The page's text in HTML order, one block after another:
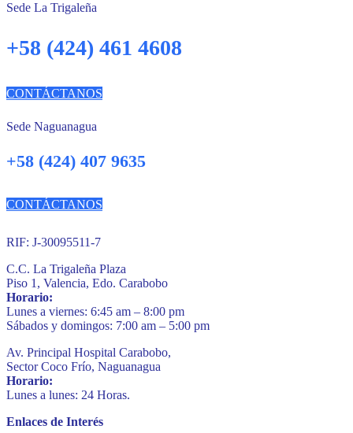
Sede La Trigaleña
+58 (424) 461 4608
CONTÁCTANOS
Sede Naguanagua
+58 (424) 407 9635
CONTÁCTANOS
RIF: J-30095511-7
C.C. La Trigaleña Plaza
Piso 1, Valencia, Edo. Carabobo
Horario:
Lunes a viernes: 6:45 am – 8:00 pm
Sábados y domingos: 7:00 am – 5:00 pm
Av. Principal Hospital Carabobo,
Sector Coco Frío, Naguanagua
Horario:
Lunes a lunes: 24 Horas.
Enlaces de Interés